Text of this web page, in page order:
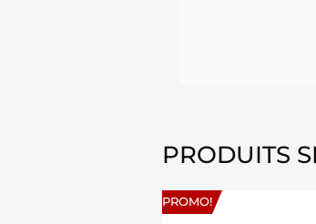
PRODUITS
PROMO!